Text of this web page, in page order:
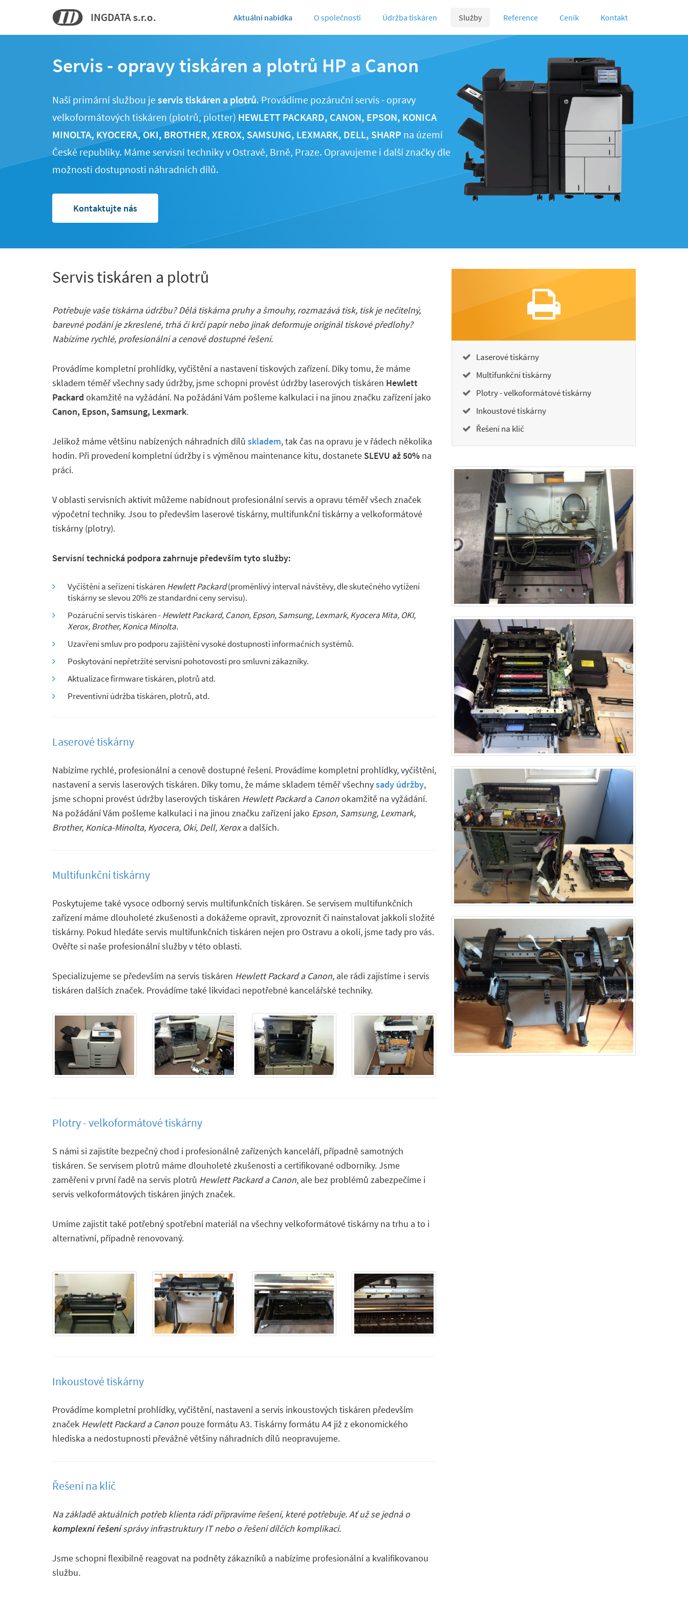
INGDATA s.r.o. Aktuální nabídka O společnosti Údržba tiskáren Služby Reference Ceník Kontakt
Servis - opravy tiskáren a plotrů HP a Canon
Naší primární službou jeservis tiskáren a plotrů. Provádíme pozáruční servis - opravy
velkoformátových tiskáren (plotrů, plotter) HEWLETT PACKARD, CANON, EPSON, KONICA
MINOLTA, KYOCERA, OKI, BROTHER, XEROX, SAMSUNG, LEXMARK, DELL, SHARP na území
České republiky. Máme servisní techniky v Ostravě, Brně, Praze. Opravujeme i další značky dle
možnosti dostupnosti náhradních dílů.
Kontaktujte nás
Servis tiskáren a plotrů
Potřebuje vaše tiskárna údržbu? Dělá tiskárna pruhy a šmouhy, rozmazává tisk, tisk je nečitelný,
barevné podání je zkreslené, trhá či krčí papír nebo jinak deformuje originál tiskové předlohy?
Nabízíme rychlé, profesionální a cenově dostupné řešení.
Provádíme kompletní prohlídky, vyčištění a nastavení tiskových zařízení. Díky tomu, že máme
skladem téměř všechny sady údržby, jsme schopni provést údržby laserových tiskáren Hewlett
Packard okamžitě na vyžádání. Na požádání Vám pošleme kalkulaci i na jinou značku zařízení jako
Canon, Epson, Samsung, Lexmark.
Jelikož máme většinu nabízených náhradních dílů skladem, tak čas na opravu je v řádech několika
hodin. Při provedení kompletní údržby i s výměnou maintenance kitu, dostanete SLEVU až 50% na
práci.
V oblasti servisních aktivit můžeme nabídnout profesionální servis a opravu téměř všech značek
výpočetní techniky. Jsou to především laserové tiskárny, multifunkční tiskárny a velkoformátové
tiskárny (plotry).
Servisní technická podpora zahrnuje především tyto služby:
Vyčištění a seřízení tiskáren Hewlett Packard(proměnlivý interval návštěvy, dle skutečného vytížení
tiskárny se slevou 20% ze standardní ceny servisu).
Pozáruční servis tiskáren -Hewlett Packard, Canon, Epson, Samsung, Lexmark, Kyocera Mita, OKI,
Xerox, Brother, Konica Minolta.
Uzavření smluv pro podporu zajištění vysoké dostupnosti informačních systémů.
Poskytování nepřetržité servisní pohotovosti pro smluvní zákazníky.
Aktualizace firmware tiskáren, plotrů atd.
Preventivní údržba tiskáren, plotrů, atd.
Laserové tiskárny
Nabízíme rychlé, profesionální a cenově dostupné řešení. Provádíme kompletní prohlídky, vyčištění,
nastavení a servis laserových tiskáren. Díky tomu, že máme skladem téměř všechnysady údržby,
jsme schopni provést údržby laserových tiskáren Hewlett Packarda Canonokamžitě na vyžádání.
Na požádání Vám pošleme kalkulaci i na jinou značku zařízení jako Epson, Samsung, Lexmark,
Brother, Konica-Minolta, Kyocera, Oki, Dell, Xeroxa dalších.
Multifunkční tiskárny
Poskytujeme také vysoce odborný servis multifunkčních tiskáren. Se servisem multifunkčních
zařízení máme dlouholeté zkušenosti a dokážeme opravit, zprovoznit či nainstalovat jakkoli složité
tiskárny. Pokud hledáte servis multifunkčních tiskáren nejen pro Ostravu a okolí, jsme tady pro vás.
Ověřte si naše profesionální služby v této oblasti.
Specializujeme se především na servis tiskáren Hewlett Packard a Canon, ale rádi zajistíme i servis
tiskáren dalších značek. Provádíme také likvidaci nepotřebné kancelářské techniky.
Plotry - velkoformátové tiskárny
S námi si zajistíte bezpečný chod i profesionálně zařízených kanceláří, případně samotných
tiskáren. Se servisem plotrů máme dlouholeté zkušenosti a certifikované odborníky. Jsme
zaměřeni v první řadě na servis plotrů Hewlett Packard a Canon, ale bez problémů zabezpečíme i
servis velkoformátových tiskáren jiných značek.
Umíme zajistit také potřebný spotřební materiál na všechny velkoformátové tiskárny na trhu a to i
alternativní, případně renovovaný.
Inkoustové tiskárny
Provádíme kompletní prohlídky, vyčištění, nastavení a servis inkoustových tiskáren především
značek Hewlett Packard a Canon pouze formátu A3. Tiskárny formátu A4 již z ekonomického
hlediska a nedostupnosti převážné většiny náhradních dílů neopravujeme.
Řešení na klíč
Na základě aktuálních potřeb klienta rádi připravíme řešení, které potřebuje. Ať už se jedná o
komplexní řešenísprávy infrastruktury IT nebo o řešení dílčích komplikací.
Jsme schopni flexibilně reagovat na podněty zákazníků a nabízíme profesionální a kvalifikovanou
službu.
Laserové tiskárny
Multifunkční tiskárny
Plotry - velkoformátové tiskárny
Inkoustové tiskárny
Řešení na klíč